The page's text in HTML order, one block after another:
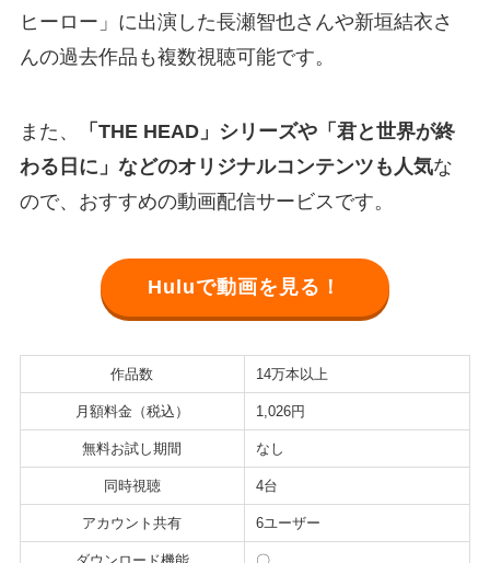
ヒーロー」に出演した長瀬智也さんや新垣結衣さ
んの過去作品も複数視聴可能です。
また、
「THE HEAD」シリーズや「君と世界が終
わる日に」などのオリジナルコンテンツも人気な
ので、おすすめの動画配信サービスです。
Huluで動画を見る！
作品数 14万本以上
月額料金（税込） 1,026円
無料お試し期間 なし
同時視聴 4台
アカウント共有 6ユーザー